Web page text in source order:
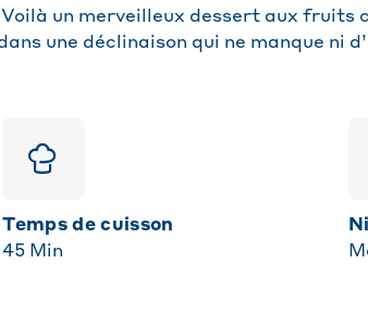
un merveilleux dessert aux fruits
une déclinaison qui ne manque ni
Temps de cuisson
45 Min